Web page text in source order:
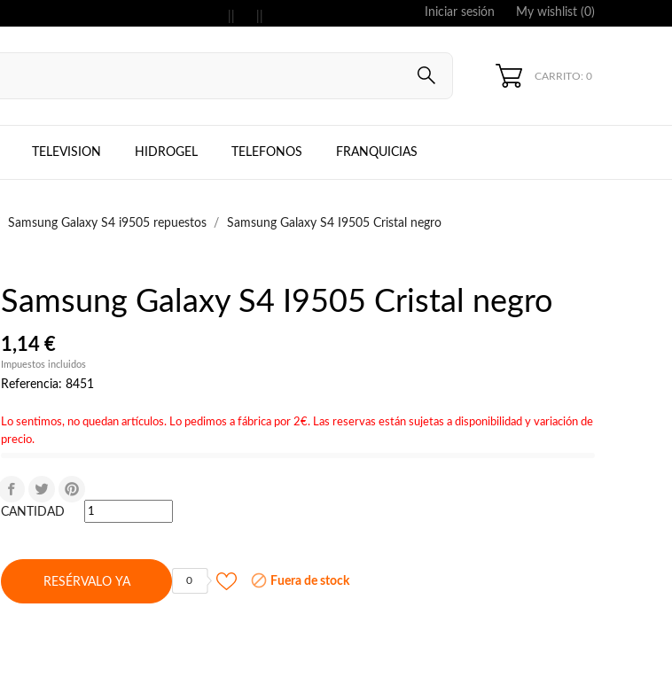
Iniciar sesión My wishlist (0)
CARRITO: 0
TELEVISION HIDROGEL TELEFONOS FRANQUICIAS
Samsung Galaxy S4 i9505 repuestos Samsung Galaxy S4 I9505 Cristal negro
Samsung Galaxy S4 I9505 Cristal negro
1,14 €
Impuestos incluidos
Referencia: 8451
Lo sentimos, no quedan artículos. Lo pedimos a fábrica por 2€. Las reservas están sujetas a disponibilidad y variación de
precio.
CANTIDAD
RESÉRVALO YA 0  Fuera de stock